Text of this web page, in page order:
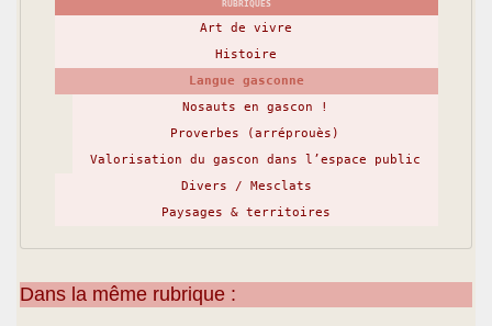
RUBRIQUES
Art de vivre
Histoire
Langue gasconne
Nosauts en gascon !
Proverbes (arréprouès)
Valorisation du gascon dans l’espace public
Divers / Mesclats
Paysages & territoires
Dans la même rubrique :